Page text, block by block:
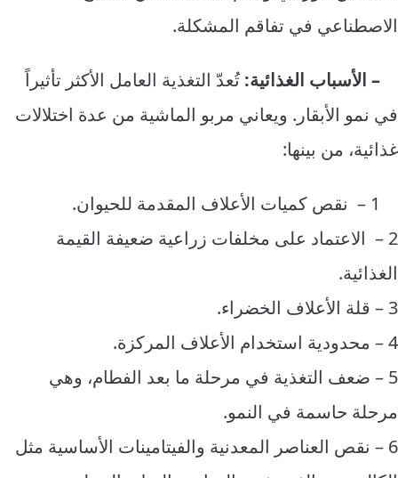
الاصطناعي في تفاقم المشكلة.
– الأسباب الغذائية: تُعدّ التغذية العامل الأكثر تأثيراً
في نمو الأبقار. ويعاني مربو الماشية من عدة اختلالات
غذائية، من بينها:
1 – نقص كميات الأعلاف المقدمة للحيوان.
2 – الاعتماد على مخلفات زراعية ضعيفة القيمة
الغذائية.
3 – قلة الأعلاف الخضراء.
4 – محدودية استخدام الأعلاف المركزة.
5 – ضعف التغذية في مرحلة ما بعد الفطام، وهي
مرحلة حاسمة في النمو.
6 – نقص العناصر المعدنية والفيتامينات الأساسية مثل